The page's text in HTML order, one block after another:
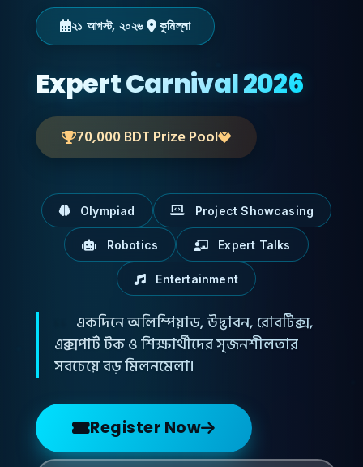
২১ আগস্ট, ২০২৬ কুমিল্লা
Expert Carnival 2026
70,000 BDT Prize Pool
Olympiad Project Showcasing
Robotics Expert Talks
Entertainment
একদিনে অলিম্পিয়াড, উদ্ভাবন, রোবটিক্স,
এক্সপার্ট টক ও শিক্ষার্থীদের সৃজনশীলতার
সবচেয়ে বড় মিলনমেলা।
Register Now